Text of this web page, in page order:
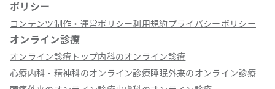
ポリシー
コンテンツ制作・運営ポリシー利用規約プライバシーポリシー
オンライン診療
オンライン診療トップ内科のオンライン診療
心療内科・精神科のオンライン診療睡眠外来のオンライン診療